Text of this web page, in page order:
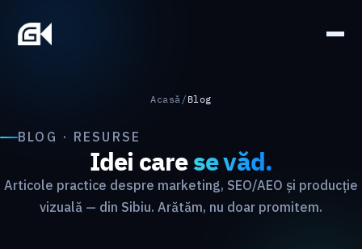
content
Acasă / Blog
BLOG · RESURSE
Idei carese văd.
Articole practice despre marketing, SEO/AEO și producție
vizuală — din Sibiu. Arătăm, nu doar promitem.